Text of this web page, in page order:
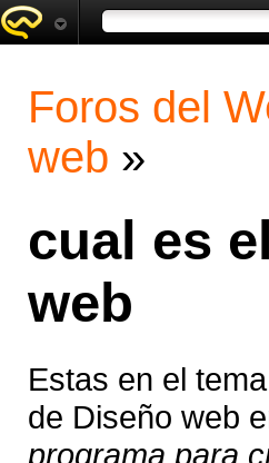
Foros del
web »
cual es
web
Estas en el
de Diseño web
programa para